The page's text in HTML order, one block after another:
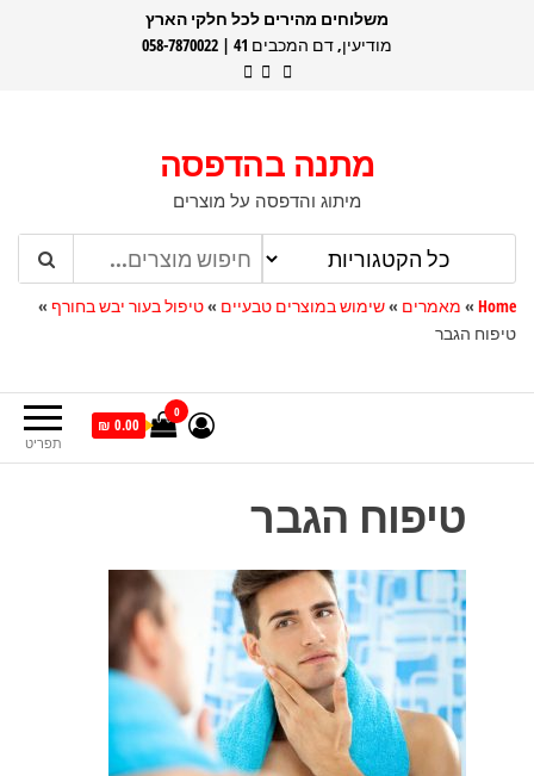
משלוחים מהירים לכל חלקי הארץ
מודיעין, דם המכבים 41 | 058-7870022
מתנה בהדפסה
מיתוג והדפסה על מוצרים
Home
» מאמרים »שימוש במוצרים טבעיים »טיפול בעור יבש בחורף »
טיפוח הגבר
תפריט
0
0.00 ₪
טיפוח הגבר